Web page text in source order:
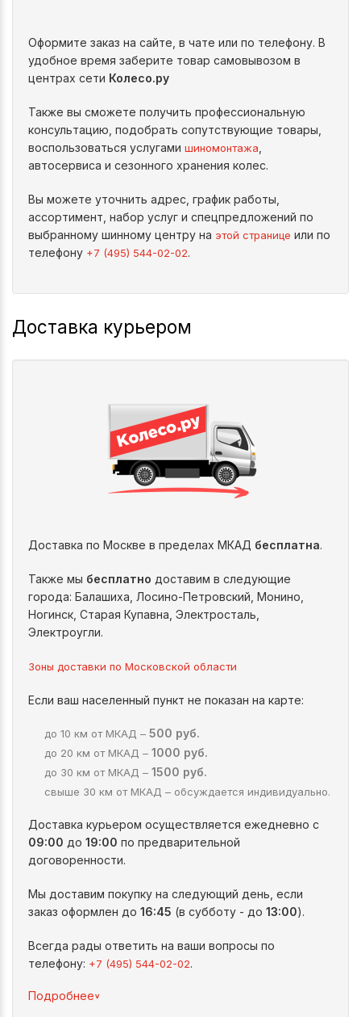
Оформите заказ на сайте, в чате или по телефону. В
удобное время заберите товар самовывозом в
центрах сети Колесо.ру
Также вы сможете получить профессиональную
консультацию, подобрать сопутствующие товары,
воспользоваться услугами шиномонтажа
автосервиса и сезонного хранения колес.
Вы можете уточнить адрес, график работы,
ассортимент, набор услуг и спецпредложений по
выбранному шинному центру на этой странице или по
телефону +7 (495) 544-02-02.
Доставка курьером
Доставка по Москве в пределах МКАД бесплатна.
Также мы бесплатно доставим в следующие
города: Балашиха, Лосино-Петровский, Монино,
Ногинск, Старая Купавна, Электросталь,
Электроугли.
Зоны доставки по Московской области
Если ваш населенный пункт не показан на карте:
до 10 км от МКАД – 500 руб.
до 20 км от МКАД – 1000 руб.
до 30 км от МКАД – 1500 руб.
свыше 30 км от МКАД – обсуждается индивидуально.
Доставка курьером осуществляется ежедневно с
09:00 до 19:00 по предварительной
договоренности.
Мы доставим покупку на следующий день, если
заказ оформлен до 16:45 (в субботу - до 13:00).
Всегда рады ответить на ваши вопросы по
телефону: +7 (495) 544-02-02.
Подробнее^